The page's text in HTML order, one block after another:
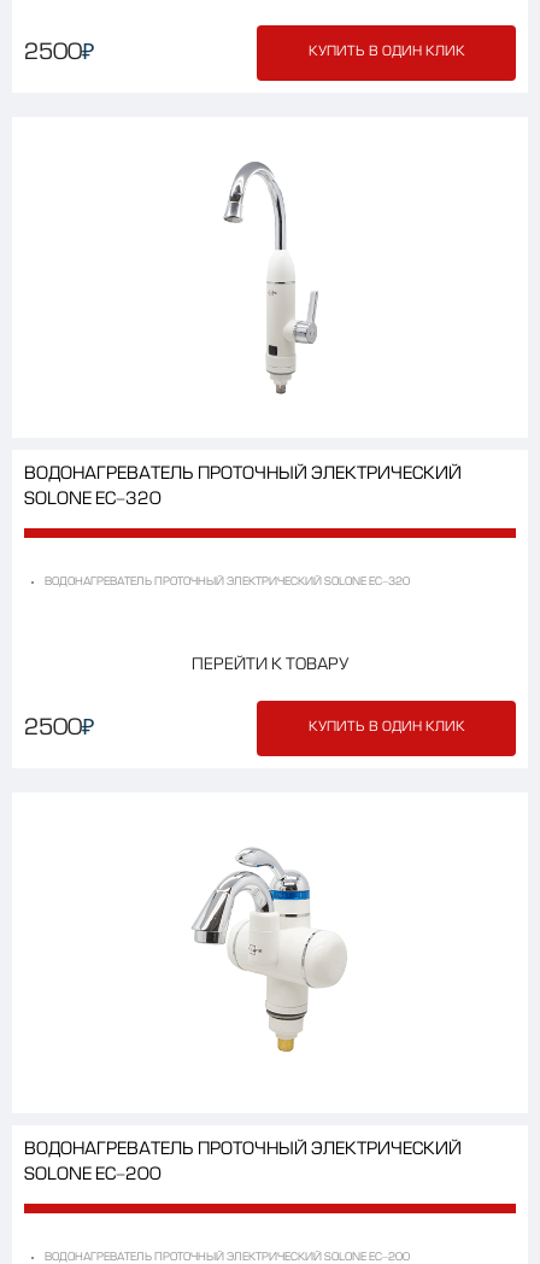
2500₽ КУПИТЬ В ОДИН КЛИК
ВОДОНАГРЕВАТЕЛЬ ПРОТОЧНЫЙ ЭЛЕКТРИЧЕСКИЙ
SOLONE EC-320
ВОДОНАГРЕВАТЕЛЬ ПРОТОЧНЫЙ ЭЛЕКТРИЧЕСКИЙ SOLONE EC-320
ПЕРЕЙТИ К ТОВАРУ
2500₽ КУПИТЬ В ОДИН КЛИК
ВОДОНАГРЕВАТЕЛЬ ПРОТОЧНЫЙ ЭЛЕКТРИЧЕСКИЙ
SOLONE EC-200
ВОДОНАГРЕВАТЕЛЬ ПРОТОЧНЫЙ ЭЛЕКТРИЧЕСКИЙ SOLONE EC-200